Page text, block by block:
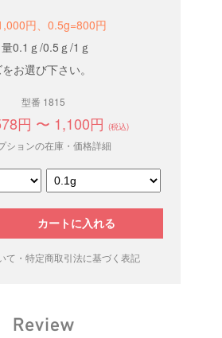
円、0.5g=800円
0.1ｇ/0.5ｇ/1ｇ
お選び下さい。
型番 1815
円 〜 1,100円(税込)
ションの在庫・価格詳細
カートに入れる
て・特定商取引法に基づく表記